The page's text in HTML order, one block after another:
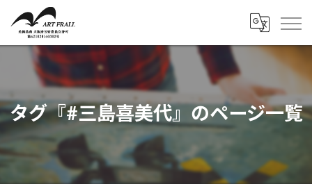
タグ『#三島喜美代』のページ一覧